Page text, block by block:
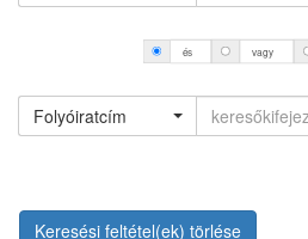
és vagy
Folyóiratcím
Keresési feltétel(ek) törlése